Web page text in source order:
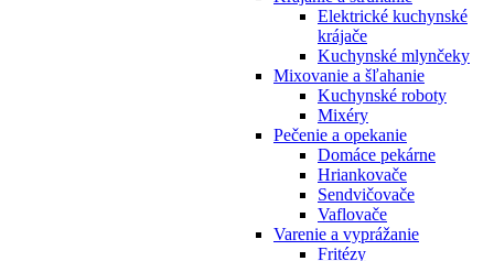
Elektrické kuchynské
krájače
Kuchynské mlynčeky
Mixovanie a šľahanie
Kuchynské roboty
Mixéry
Pečenie a opekanie
Domáce pekárne
Hriankovače
Sendvičovače
Vaflovače
Varenie a vyprážanie
Fritézy